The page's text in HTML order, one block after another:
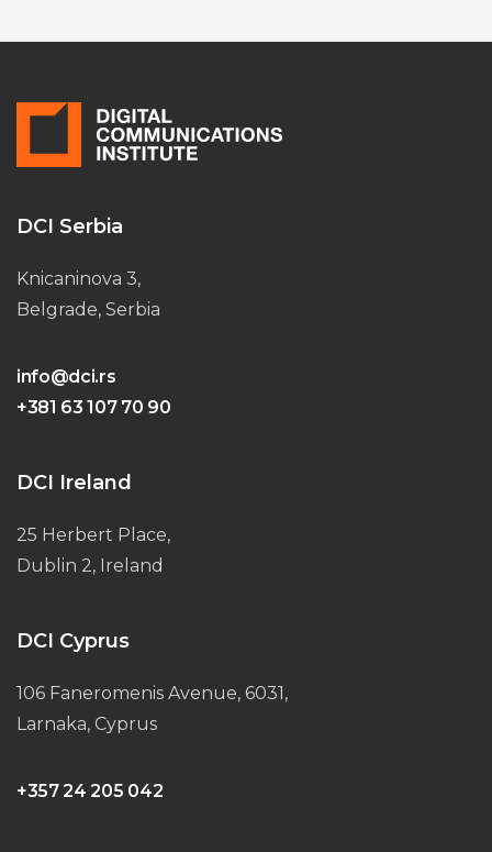
DCI Serbia
Knicaninova 3,
Belgrade, Serbia
info@dci.rs
+381 63 107 70 90
DCI Ireland
25 Herbert Place,
Dublin 2, Ireland
DCI Cyprus
106 Faneromenis Avenue, 6031,
Larnaka, Cyprus
+357 24 205 042